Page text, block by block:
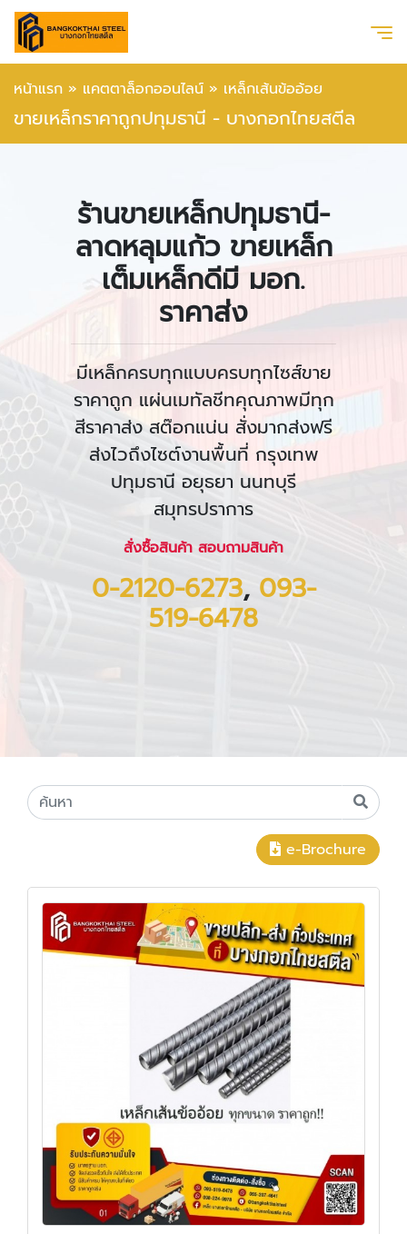
หน้าแรก » แคตตาล็อกออนไลน์ » เหล็กเส้นข้ออ้อย
ขายเหล็กราคาถูกปทุมธานี - บางกอกไทยสตีล
ร้านขายเหล็กปทุมธานี-
ลาดหลุมแก้ว ขายเหล็ก
เต็มเหล็กดีมี มอก.
ราคาส่ง
มีเหล็กครบทุกแบบครบทุกไซส์ขาย
ราคาถูก แผ่นเมทัลชีทคุณภาพมีทุก
สีราคาส่ง สต๊อกแน่น สั่งมากส่งฟรี
ส่งไวถึงไซต์งานพื้นที่ กรุงเทพ
ปทุมธานี อยุธยา นนทบุรี
สมุทรปราการ
สั่งซื้อสินค้า สอบถามสินค้า
0-2120-6273, 093-
519-6478
e-Brochure